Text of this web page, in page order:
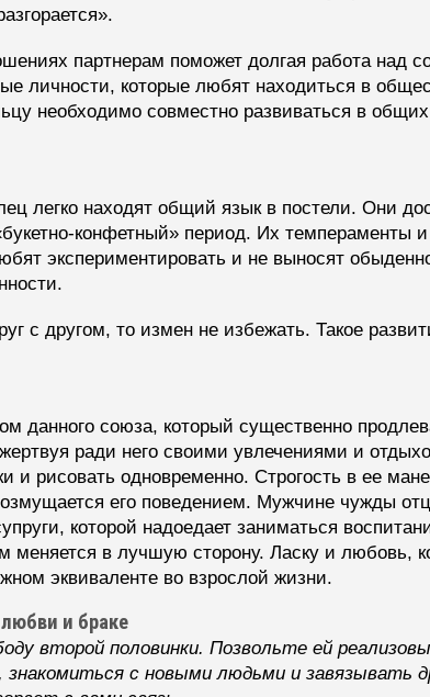
партнерам поможет долгая работа над
личности, которые любят находиться в
необходимо совместно развиваться в
легко находят общий язык в постели. Они
конфетный» период. Их темпераменты
экспериментировать и не выносят
с другом, то измен не избежать. Такое
данного союза, который существенно
ради него своими увлечениями и
и рисовать одновременно. Строгость в ее
его поведением. Мужчине чужды
которой надоедает заниматься
меняется в лучшую сторону. Ласку и любовь,
эквиваленте во взрослой жизни.
и браке
второй половинки. Позвольте ей
с новыми людьми и завязывать